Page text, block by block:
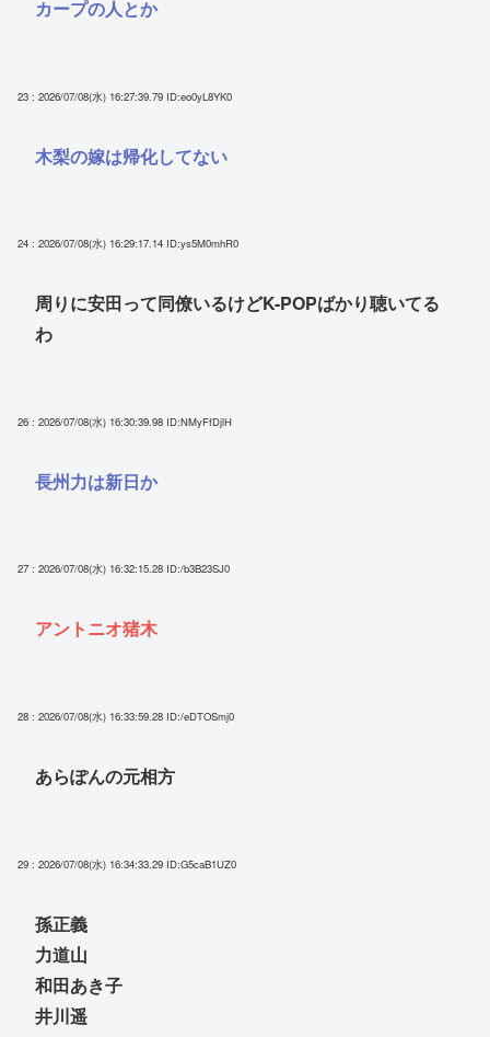
カープの人とか
23 : 2026/07/08(水) 16:27:39.79 ID:eo0yL8YK0
木梨の嫁は帰化してない
24 : 2026/07/08(水) 16:29:17.14 ID:ys5M0mhR0
周りに安田って同僚いるけどK-POPばかり聴いてる
わ
26 : 2026/07/08(水) 16:30:39.98 ID:NMyFfDjlH
長州力は新日か
27 : 2026/07/08(水) 16:32:15.28 ID:/b3B23SJ0
アントニオ猪木
28 : 2026/07/08(水) 16:33:59.28 ID:/eDTOSmj0
あらぽんの元相方
29 : 2026/07/08(水) 16:34:33.29 ID:G5caB1UZ0
孫正義
力道山
和田あき子
井川遥